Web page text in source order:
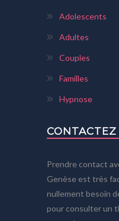
Adolescents
Adultes
Couples
Familles
Hypnose
CONTACTEZ
Prendre contact
Genèse est très
nullement besoin
pour consulter un